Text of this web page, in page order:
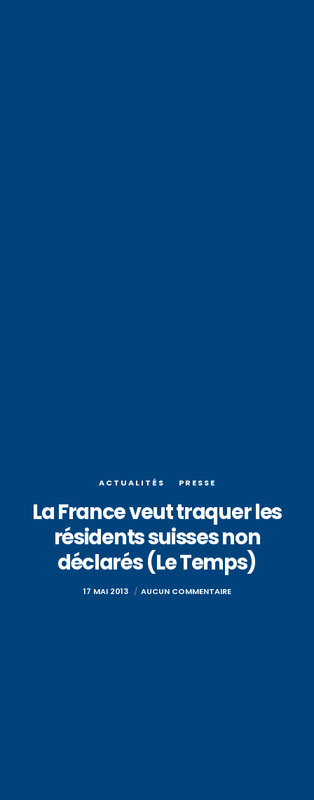
ACTUALITÉS PRESSE
La France veut traquer les
résidents suisses non
déclarés (Le Temps)
17 MAI 2013 AUCUN COMMENTAIRE